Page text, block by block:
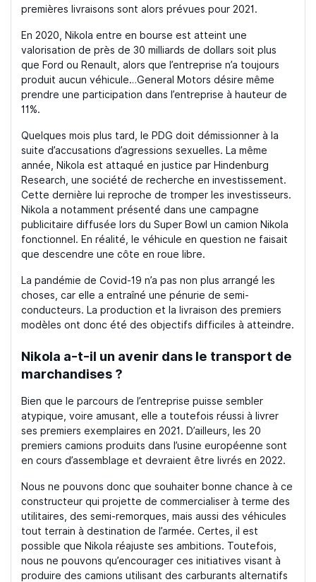
premières livraisons sont alors prévues pour 2021.
En 2020, Nikola entre en bourse est atteint une
valorisation de près de 30 milliards de dollars soit plus
que Ford ou Renault, alors que l’entreprise n’a toujours
produit aucun véhicule…General Motors désire même
prendre une participation dans l’entreprise à hauteur de
11%.
Quelques mois plus tard, le PDG doit démissionner à la
suite d’accusations d’agressions sexuelles. La même
année, Nikola est attaqué en justice par Hindenburg
Research, une société de recherche en investissement.
Cette dernière lui reproche de tromper les investisseurs.
Nikola a notamment présenté dans une campagne
publicitaire diffusée lors du Super Bowl un camion Nikola
fonctionnel. En réalité, le véhicule en question ne faisait
que descendre une côte en roue libre.
La pandémie de Covid-19 n’a pas non plus arrangé les
choses, car elle a entraîné une pénurie de semi-
conducteurs. La production et la livraison des premiers
modèles ont donc été des objectifs difficiles à atteindre.
Nikola a-t-il un avenir dans le transport de
marchandises ?
Bien que le parcours de l’entreprise puisse sembler
atypique, voire amusant, elle a toutefois réussi à livrer
ses premiers exemplaires en 2021. D’ailleurs, les 20
premiers camions produits dans l’usine européenne sont
en cours d’assemblage et devraient être livrés en 2022.
Nous ne pouvons donc que souhaiter bonne chance à ce
constructeur qui projette de commercialiser à terme des
utilitaires, des semi-remorques, mais aussi des véhicules
tout terrain à destination de l’armée. Certes, il est
possible que Nikola réajuste ses ambitions. Toutefois,
nous ne pouvons qu’encourager ces initiatives visant à
produire des camions utilisant des carburants alternatifs